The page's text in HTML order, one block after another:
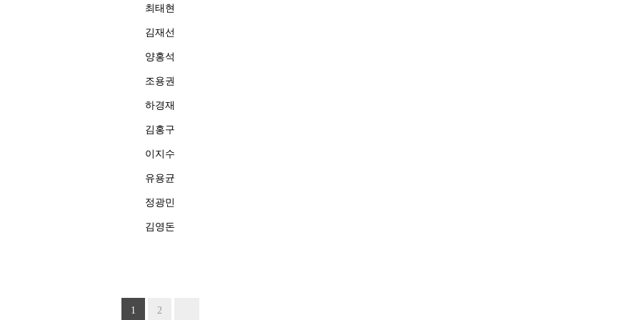
최태현
김재선
양홍석
조용권
하경재
김홍구
이지수
유용균
정광민
김영돈
1 2